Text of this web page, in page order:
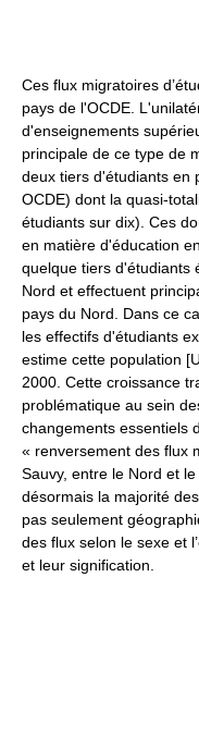
Ces flux migratoires
pays de l'OCDE.
d'enseignements
principale de ce type de
deux tiers d'étudiants en
OCDE) dont la quasi-
étudiants sur dix). Ces
en matière d'éducation
quelque tiers d'étudiants
Nord et effectuent
pays du Nord. Dans ce
les effectifs d'étudiants
estime cette population
2000. Cette croissance
problématique au sein
changements essentiels
« renversement des flux
Sauvy, entre le Nord et
désormais la majorité
pas seulement
des flux selon le sexe et
et leur signification.